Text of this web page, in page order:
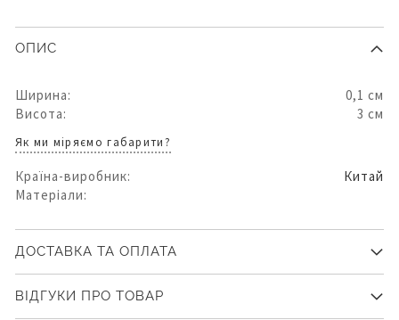
ОПИС
Ширина:
0,1 см
Висота:
3 см
Як ми міряємо габарити?
Країна-виробник:
Китай
Матеріали:
ДОСТАВКА ТА ОПЛАТА
ВІДГУКИ ПРО ТОВАР